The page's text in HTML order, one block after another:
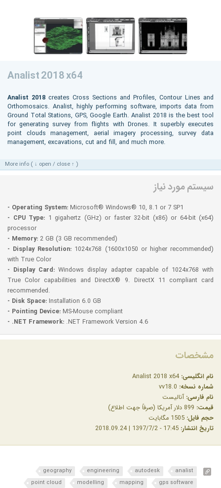
Analist 2018 x64
Analist 2018 creates Cross Sections and Profiles, Contour Lines and
Orthomosaics. Analist, highly performing software, imports data from
Ground Total Stations, GPS, Google Earth. Analist 2018 is the best tool
for generating survey from flights with Drones. It superbly executes
point clouds management, aerial imagery processing, survey data
management, excavations, cut and fill, and much more.
More info ( ↓ open / close ↑ )
سیستم مورد نیاز
- Operating System: Microsoft® Windows® 10, 8.1 or 7 SP1
- CPU Type: 1 gigahertz (GHz) or faster 32-bit (x86) or 64-bit (x64)
processor
- Memory: 2 GB (3 GB recommended)
- Display Resolution: 1024x768 (1600x1050 or higher recommended)
with True Color
- Display Card:Windows display adapter capable of 1024x768 with
True Color capabilities and DirectX® 9. DirectX 11 compliant card
recommended.
- Disk Space: Installation 6.0 GB
- Pointing Device: MS-Mouse compliant
- .NET Framework: .NET Framework Version 4.6
مشخصات
نام انگلیسی: Analist 2018 x64
شماره نسخه:
نام فارسی: آنالیست
قیمت:
حجم فایل:
تاریخ انتشار:
analist
autodesk
engineering
geography
gps software
mapping
modelling
point cloud